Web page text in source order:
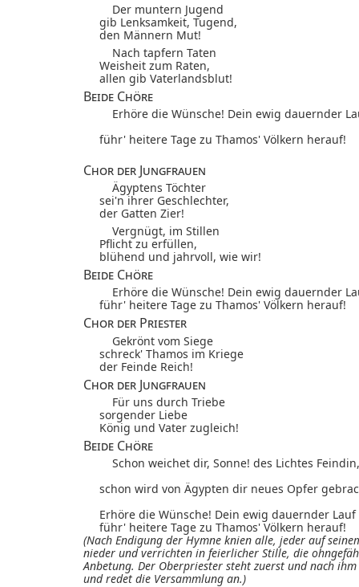
Der muntern Jugend
gib Lenksamkeit, Tugend,
den Männern Mut!
Nach tapfern Taten
Weisheit zum Raten,
allen gib Vaterlandsblut!
Beide Chöre
Erhöre die Wünsche! Dein ewig dauernder
führ' heitere Tage zu Thamos' Völkern herauf!
Chor der Jungfrauen
Ägyptens Töchter
sei'n ihrer Geschlechter,
der Gatten Zier!
Vergnügt, im Stillen
Pflicht zu erfüllen,
blühend und jahrvoll, wie wir!
Beide Chöre
Erhöre die Wünsche! Dein ewig dauernder
führ' heitere Tage zu Thamos' Völkern herauf!
Chor der Priester
Gekrönt vom Siege
schreck' Thamos im Kriege
der Feinde Reich!
Chor der Jungfrauen
Für uns durch Triebe
sorgender Liebe
König und Vater zugleich!
Beide Chöre
Schon weichet dir, Sonne! des Lichtes
schon wird von Ägypten dir neues Opfer
Erhöre die Wünsche! Dein ewig dauernder Lauf
führ' heitere Tage zu Thamos' Völkern herauf!
(Nach Endigung der Hymne knien alle, jeder auf
nieder und verrichten in feierlicher Stille, die
Anbetung. Der Oberpriester steht zuerst und nach
und redet die Versammlung an.)